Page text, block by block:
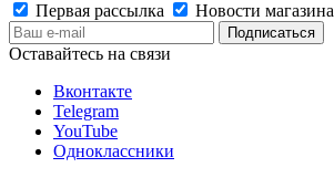
Первая рассылка
Новости магазина
Оставайтесь на связи
Вконтакте
Telegram
YouTube
Одноклассники